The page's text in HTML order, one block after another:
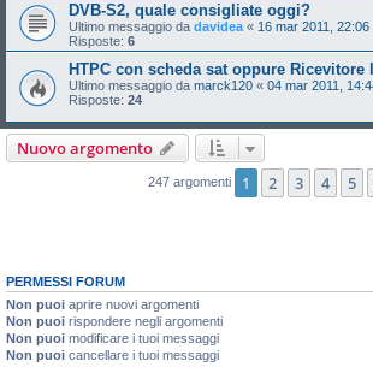
DVB-S2, quale consigliate oggi?
Ultimo messaggio da davidea« 16 mar 2011, 22:06
Risposte: 6
HTPC con scheda sat oppure Ricevitore
Ultimo messaggio da marck120 « 04 mar 2011,
Risposte: 24
Nuovo argomento
247 argomenti 1 2 3 4 5
PERMESSI FORUM
Non puoi aprire nuovi argomenti
Non puoi rispondere negli argomenti
Non puoi modificare i tuoi messaggi
Non puoi cancellare i tuoi messaggi